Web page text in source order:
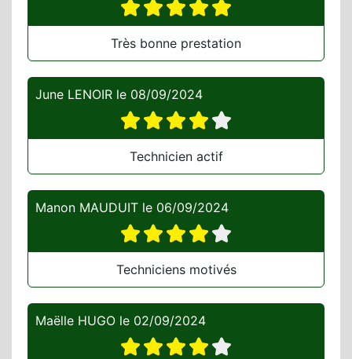
Très bonne prestation
June LENOIR le 08/09/2024
Technicien actif
Manon MAUDUIT le 06/09/2024
Techniciens motivés
Maëlle HUGO le 02/09/2024